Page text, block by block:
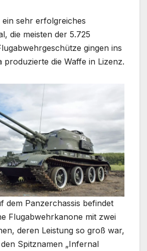
sehr erfolgreiches
die meisten der 5.725
gingen ins
produzierte die Waffe in Lizenz.
dem Panzerchassis befindet
Flugabwehrkanone mit zwei
deren Leistung so groß war,
Spitznamen „Infernal